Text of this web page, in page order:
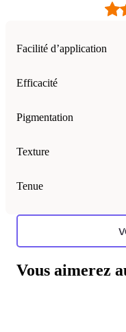
Facilité d’application
Efficacité
Pigmentation
Texture
Tenue
Vous aimerez